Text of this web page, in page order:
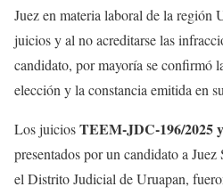
Juez en materia laboral de la región
juicios y al no acreditarse las
candidato, por mayoría se confirmó
elección y la constancia emitida en
Los juiciosTEEM-JDC-196/2025
presentados por un candidato a
el Distrito Judicial de Uruapan,